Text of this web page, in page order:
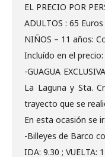
EL PRECIO POR
ADULTOS : 65 Euros
NIÑOS – 11 años:
Incluído en el precio:
-GUAGUA
La Laguna y Sta.
trayecto que se
En esta ocasión se
-Billeyes de Barco
IDA: 9.30 ; VUELTA: